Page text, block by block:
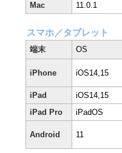
Mac
11.0.1
スマホ／タブレット
端末 OS
iPhone iOS14,15
iPad
iOS14,15
iPad Pro
iPadOS
Android 11